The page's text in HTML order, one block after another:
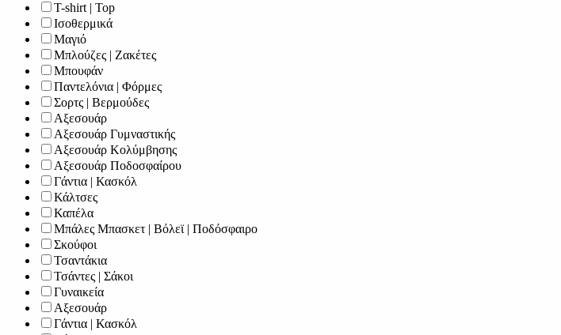
T-shirt | Top
Ισοθερμικά
Μαγιό
Μπλούζες | Ζακέτες
Μπουφάν
Παντελόνια | Φόρμες
Σορτς | Βερμούδες
Αξεσουάρ
Αξεσουάρ Γυμναστικής
Αξεσουάρ Κολύμβησης
Αξεσουάρ Ποδοσφαίρου
Γάντια | Κασκόλ
Κάλτσες
Καπέλα
Μπάλες Μπασκετ | Βόλεϊ | Ποδόσφαιρο
Σκούφοι
Τσαντάκια
Τσάντες | Σάκοι
Γυναικεία
Αξεσουάρ
Γάντια | Κασκόλ